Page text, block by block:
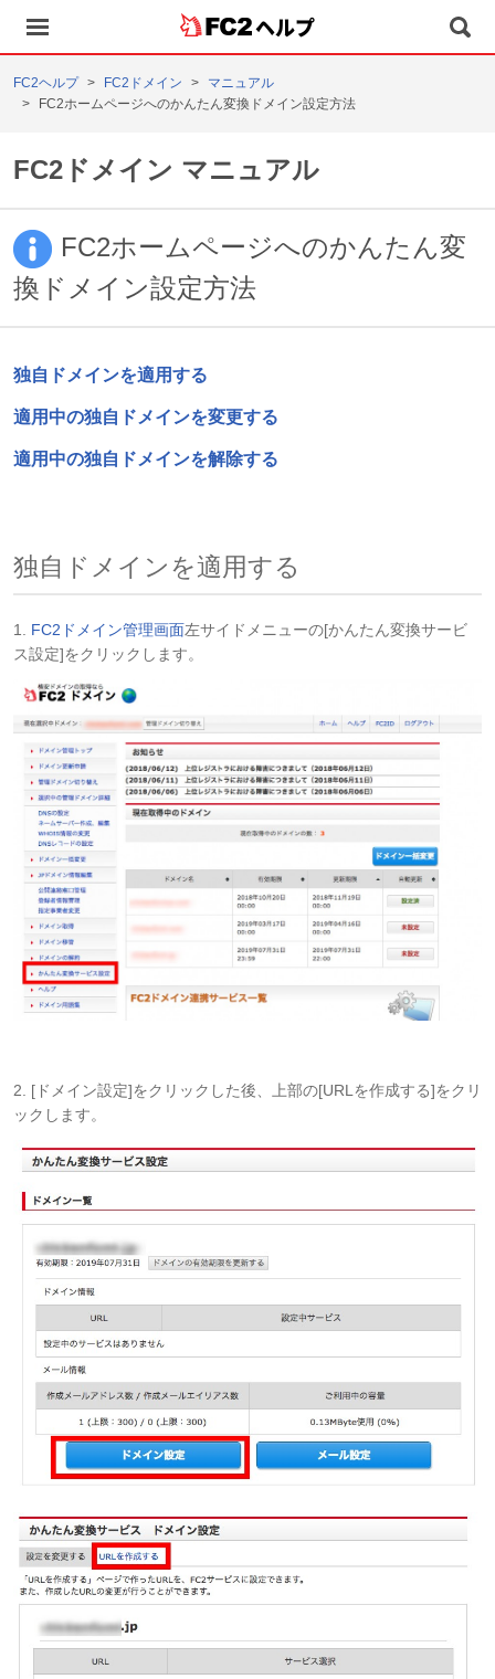
ヘルプ
FC2ヘルプ FC2ドメイン
マニュアル
FC2ホームページへのかんたん変換ドメイン設定方法
FC2ドメイン マニュアル
FC2ホームページへのかんたん変
換ドメイン設定方法
独自ドメインを適用する
適用中の独自ドメインを変更する
適用中の独自ドメインを解除する
独自ドメインを適用する
1. FC2ドメイン管理画面左サイドメニューの[かんたん変換サービ
ス設定]をクリックします。
2. [ドメイン設定]をクリックした後、上部の[URLを作成する]をクリ
ックします。